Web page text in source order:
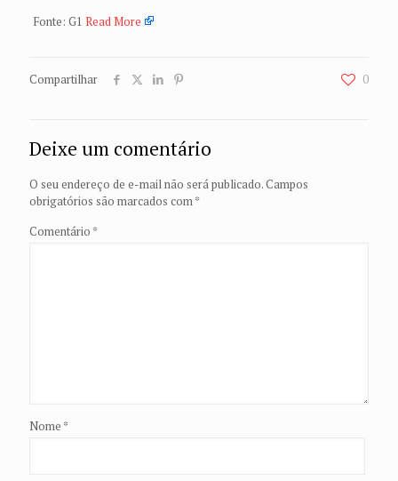
Fonte: G1 Read More
Compartilhar 0
Deixe um comentário
O seu endereço de e-mail não será publicado.Campos
obrigatórios são marcados com*
Comentário *
Nome *